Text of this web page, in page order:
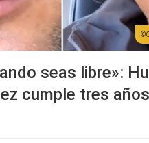
seas libre»:
cumple tres